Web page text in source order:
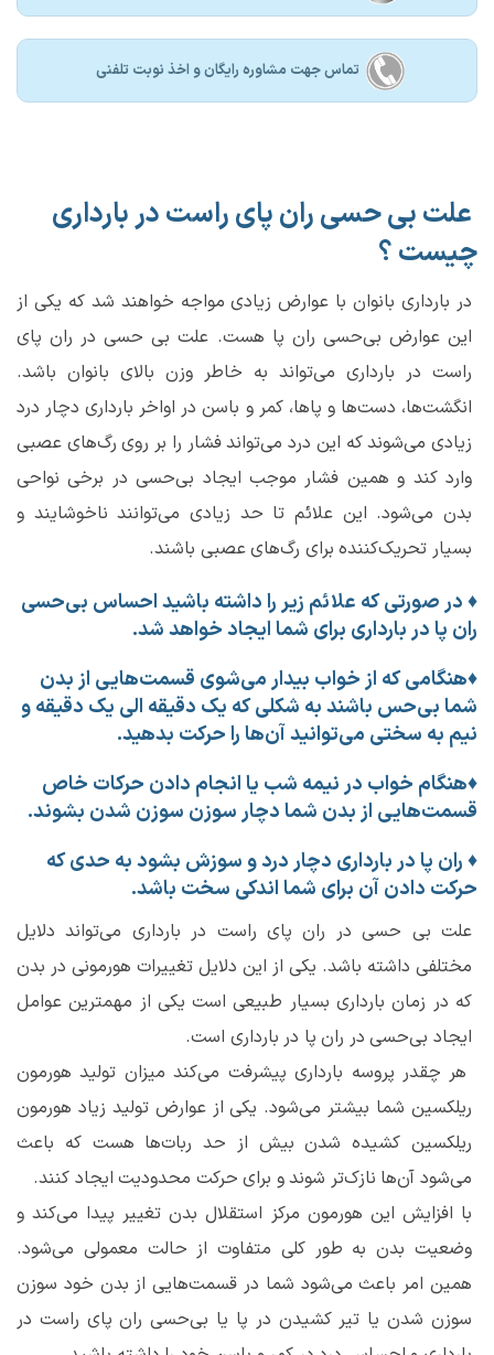
تماس جهت مشاوره رايگان و اخذ نوبت تلفنی
علت بی حسی ران پای راست در بارداری
چیست ؟
در بارداری بانوان با عوارض زیادی مواجه خواهند شد که یکی از
این عوارض بی‌حسی ران پا هست. علت بی حسی در ران پای
راست در بارداری می‌تواند به خاطر وزن بالای بانوان باشد.
انگشت‌ها، دست‌ها و پا‌ها، کمر و باسن در اواخر بارداری دچار درد
زیادی می‌شوند که این درد می‌تواند فشار را بر روی رگ‌های عصبی
وارد کند و همین فشار موجب ایجاد بی‌حسی در برخی نواحی
بدن می‌شود. این علائم تا حد زیادی می‌توانند ناخوشایند و
بسیار تحریک‌کننده برای رگ‌های عصبی باشند.
♦در صورتی که علائم زیر را داشته باشید احساس بی‌حسی
ران پا در بارداری برای شما ایجاد خواهد شد.
♦هنگامی که از خواب بیدار می‌شوی قسمت‌هایی از بدن
شما بی‌حس باشند به شکلی که یک دقیقه الی یک دقیقه و
نیم به سختی می‌توانید آن‌ها را حرکت بدهید.
♦هنگام خواب در نیمه شب یا انجام دادن حرکات خاص
قسمت‌هایی از بدن شما دچار سوزن سوزن شدن بشوند.
♦ران پا در بارداری دچار درد و سوزش بشود به حدی که
حرکت دادن آن برای شما اندکی سخت باشد.
علت بی حسی در ران پای راست در بارداری می‌تواند دلایل
مختلفی داشته باشد. یکی از این دلایل تغییرات هورمونی در بدن
که در زمان بارداری بسیار طبیعی است یکی از مهمترین عوامل
ایجاد بی‌حسی در ران پا در بارداری است.
هر چقدر پروسه بارداری پیشرفت می‌کند میزان تولید هورمون
ریلکسین شما بیشتر می‌شود. یکی از عوارض تولید زیاد هورمون
ریلکسین کشیده شدن بیش از حد ربات‌ها هست که باعث
می‌شود آن‌ها نازک‌تر شوند و برای حرکت محدودیت ایجاد کنند.
با افزایش این هورمون مرکز استقلال بدن تغییر پیدا می‌کند و
وضعیت بدن به طور کلی متفاوت از حالت معمولی می‌شود.
همین امر باعث می‌شود شما در قسمت‌هایی از بدن خود سوزن
سوزن شدن یا تیر کشیدن در پا‌ یا بی‌حسی ران پای راست در